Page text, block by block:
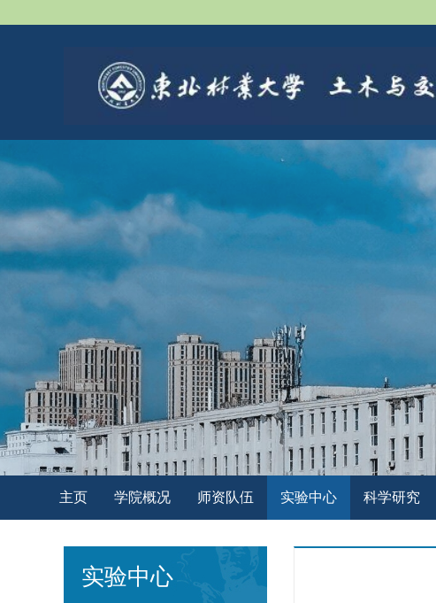
主页 学院概况 师资队伍 实验中心 科学研究
实验中心